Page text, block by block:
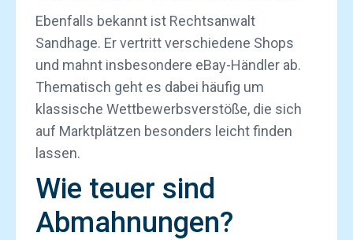
Ebenfalls bekannt ist Rechtsanwalt
Sandhage. Er vertritt verschiedene Shops
und mahnt insbesondere eBay-Händler ab.
Thematisch geht es dabei häufig um
klassische Wettbewerbsverstöße, die sich
auf Marktplätzen besonders leicht finden
lassen.
Wie teuer sind
Abmahnungen?